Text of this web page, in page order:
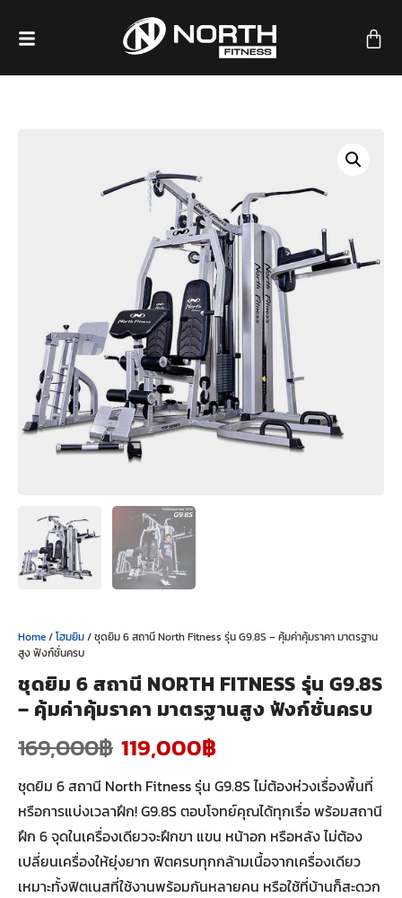
Home/โฮมยิม/ ชุดยิม 6 สถานี North Fitness รุ่น G9.8S – คุ้มค่าคุ้มราคา มาตรฐาน
สูง ฟังก์ชั่นครบ
ชุดยิม 6 สถานี NORTH FITNESS รุ่น G9.8S
– คุ้มค่าคุ้มราคา มาตรฐานสูง ฟังก์ชั่นครบ
169,000฿ 119,000฿
ชุดยิม 6 สถานี North Fitness รุ่น G9.8S ไม่ต้องห่วงเรื่องพื้นที่
หรือการแบ่งเวลาฝึก! G9.8S ตอบโจทย์คุณได้ทุกเรื่อ พร้อมสถานี
ฝึก 6 จุดในเครื่องเดียวจะฝึกขา แขน หน้าอก หรือหลัง ไม่ต้อง
เปลี่ยนเครื่องให้ยุ่งยาก ฟิตครบทุกกล้ามเนื้อจากเครื่องเดียว
เหมาะทั้งฟิตเนสที่ใช้งานพร้อมกันหลายคน หรือใช้ที่บ้านก็สะดวก